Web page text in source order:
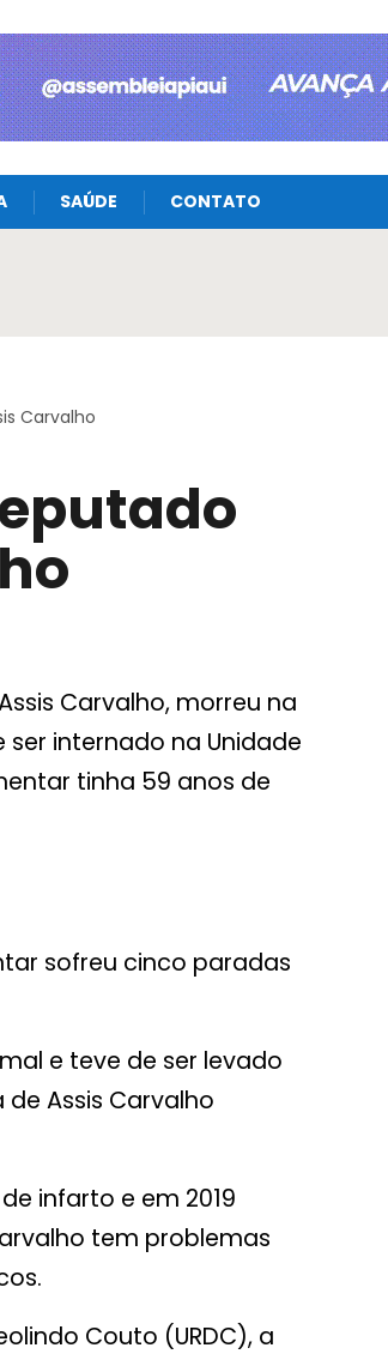
SAÚDE CONTATO
Carvalho
Carvalho, morreu na
internado na Unidade
tinha 59 anos de
sofreu cinco paradas
e teve de ser levado
Assis Carvalho
infarto e em 2019
tem problemas
Couto (URDC), a